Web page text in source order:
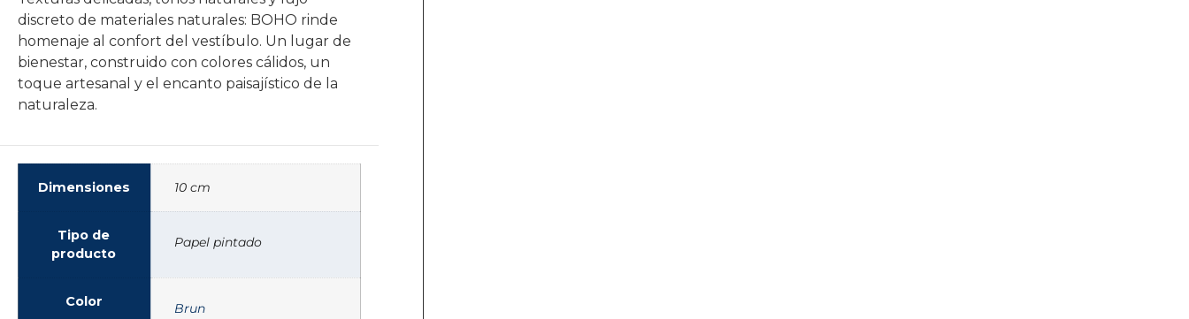
discreto de materiales naturales: BOHO rinde
homenaje al confort del vestíbulo. Un lugar de
bienestar, construido con colores cálidos, un
toque artesanal y el encanto paisajístico de la
naturaleza.
Dimensiones 10 cm
Tipo de
producto
Papel pintado
Color Brun